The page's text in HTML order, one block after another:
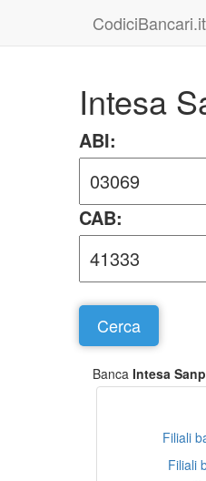
CodiciBancari.it
Intesa
ABI:
CAB:
Banca Intesa
Filiali
Filiali